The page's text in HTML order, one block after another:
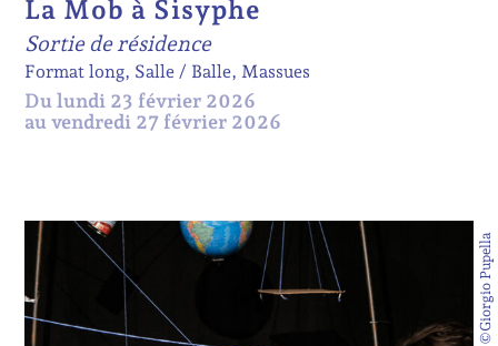
La Mob à Sisyphe
Sortie de résidence
Format long, Salle Balle, Massues
Du lundi 23 février 2026
au vendredi 27 février 2026
©Giorgio Pupella